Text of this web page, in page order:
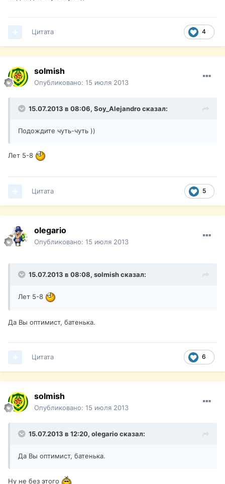
4
Цитата
solmish
Опубликовано: 15 июля 2013
15.07.2013 в 08:06, Soy_Alejandro сказал:
Подождите чуть-чуть ))
Лет 5-8
5
Цитата
olegario
Опубликовано: 15 июля 2013
15.07.2013 в 08:08, solmish сказал:
Лет 5-8
Да Вы оптимист, батенька.
6
Цитата
solmish
Опубликовано: 15 июля 2013
15.07.2013 в 12:20, olegario сказал:
Да Вы оптимист, батенька.
Ну не без этого